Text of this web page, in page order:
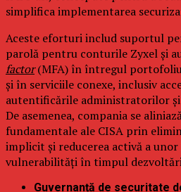
simplifica implementarea
Aceste eforturi includ suportul
parolă pentru conturile Zyxel și
factor(MFA) în întregul
și în serviciile conexe, inclusiv
autentificările administratorilor și
De asemenea, compania se
fundamentale ale CISA prin
implicit și reducerea activă a
vulnerabilități în timpul
Guvernanță de securitate